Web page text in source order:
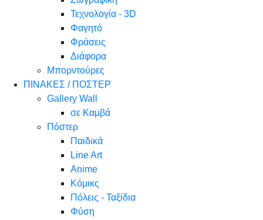
Τεχνολογία - 3D
Φαγητό
Φράσεις
Διάφορα
Μπορντούρες
ΠΙΝΑΚΕΣ / ΠΟΣΤΕΡ
Gallery Wall
σε Καμβά
Πόστερ
Παιδικά
Line Art
Anime
Κόμικς
Πόλεις - Ταξίδια
Φύση